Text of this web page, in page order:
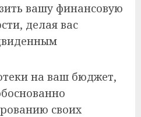
вашу финансовую
делая вас
на ваш бюджет,
своих